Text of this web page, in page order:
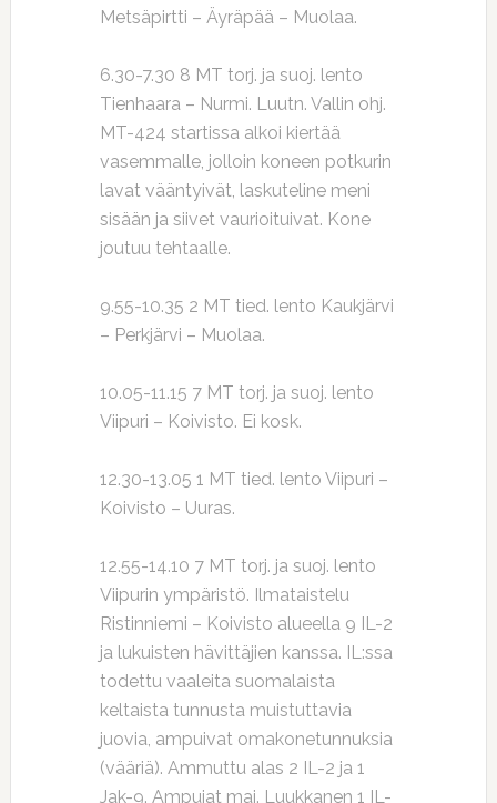
Metsäpirtti – Äyräpää – Muolaa.
6.30-7.30 8 MT torj. ja suoj. lento
Tienhaara – Nurmi. Luutn. Vallin ohj.
MT-424 startissa alkoi kiertää
vasemmalle, jolloin koneen potkurin
lavat vääntyivät, laskuteline meni
sisään ja siivet vaurioituivat. Kone
joutuu tehtaalle.
9.55-10.35 2 MT tied. lento Kaukjärvi
– Perkjärvi – Muolaa.
10.05-11.15 7 MT torj. ja suoj. lento
Viipuri – Koivisto. Ei kosk.
12.30-13.05 1 MT tied. lento Viipuri –
Koivisto – Uuras.
12.55-14.10 7 MT torj. ja suoj. lento
Viipurin ympäristö. Ilmataistelu
Ristinniemi – Koivisto alueella 9 IL-2
ja lukuisten hävittäjien kanssa. IL:ssa
todettu vaaleita suomalaista
keltaista tunnusta muistuttavia
juovia, ampuivat omakonetunnuksia
(vääriä). Ammuttu alas 2 IL-2 ja 1
Jak-9. Ampujat maj. Luukkanen 1 IL-